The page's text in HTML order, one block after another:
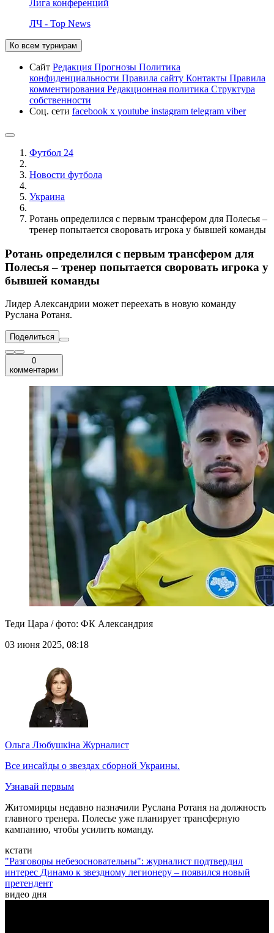
Лига конференций
ЛЧ - Top News
Ко всем турнирам
Сайт Редакция Прогнозы Политика
конфиденциальности Правила сайту Контакты Правила
комментирования Редакционная политика Структура
собственности
Соц. сети facebook x youtube instagram telegram viber
Футбол 24
Новости футбола
Украина
Ротань определился с первым трансфером для Полесья –
тренер попытается своровать игрока у бывшей команды
Ротань определился с первым трансфером для
Полесья – тренер попытается своровать игрока у
бывшей команды
Лидер Александрии может переехать в новую команду
Руслана Ротаня.
Поделиться
0
комментарии
Теди Цара / фото: ФК Александрия
03 июня 2025, 08:18
Ольга Любушкіна Журналист
Все инсайды о звездах сборной Украины.
Узнавай первым
Житомирцы недавно назначили Руслана Ротаня на должность
главного тренера. Полесье уже планирует трансферную
кампанию, чтобы усилить команду.
кстати
"Разговоры небезосновательны": журналист подтвердил
интерес Динамо к звездному легионеру – появился новый
претендент
видео дня